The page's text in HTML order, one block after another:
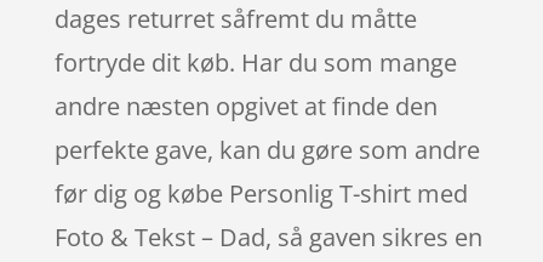
dages returret såfremt du måtte
fortryde dit køb. Har du som mange
andre næsten opgivet at finde den
perfekte gave, kan du gøre som andre
før dig og købe Personlig T-shirt med
Foto & Tekst – Dad, så gaven sikres en